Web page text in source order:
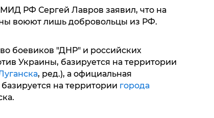
РФ Сергей Лавров заявил, что на
воюют лишь добровольцы из РФ.
боевиков "ДНР" и российских
Украины, базируется на территории
, ред.), а официальная
на территории города